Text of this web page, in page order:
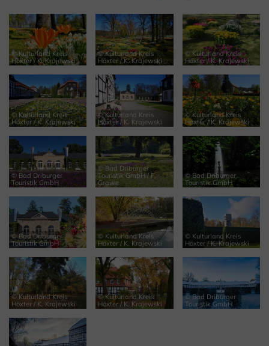
© Kulturland Kreis
Höxter / K. Krajewski
© Kulturland Kreis
Höxter / K. Krajewski
© Kulturland Kreis
Höxter / K. Krajewski
© Kulturland Kreis
Höxter / K. Krajewski
© Kulturland Kreis
Höxter / K. Krajewski
© Kulturland Kreis
Höxter / K. Krajewski
© Bad Driburger
Touristik GmbH
© Bad Driburger
Touristik GmbH / F.
Grawe
© Bad Driburger
Touristik GmbH
© Bad Driburger
Touristik GmbH
© Kulturland Kreis
Höxter / K. Krajewski
© Kulturland Kreis
Höxter / K. Krajewski
© Kulturland Kreis
Höxter / K. Krajewski
© Kulturland Kreis
Höxter / K. Krajewski
© Bad Driburger
Touristik GmbH